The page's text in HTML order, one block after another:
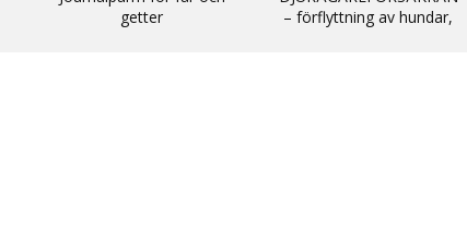
getter
– förflyttning av hundar,